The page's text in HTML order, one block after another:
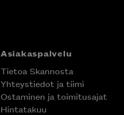
Asiakaspalvelu
Tietoa Skannosta
Yhteystiedot ja tiimi
Ostaminen ja toimitusajat
Hintatakuu